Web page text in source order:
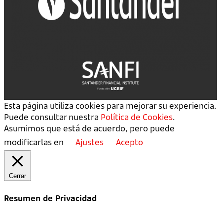
Esta página utiliza cookies para mejorar su experiencia.
Puede consultar nuestra Política de Cookies.
Asumimos que está de acuerdo, pero puede
modificarlas en
Ajustes Acepto
Cerrar
Resumen de Privacidad